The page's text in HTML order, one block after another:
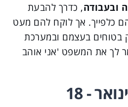
ובעבודה, כדרך להבעת
כלפייך. אך לוקח להם מעט
בטוחים בעצמם ובמערכת
לך את המשפט 'אני אוהב
מזל דלי (20 לינואר - 18